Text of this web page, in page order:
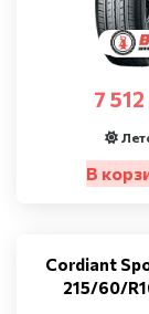
7 512
В
Cordiant
215/60/